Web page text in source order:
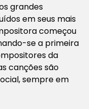
grandes
em seus mais
começou
se a primeira
da
canções são
sempre em